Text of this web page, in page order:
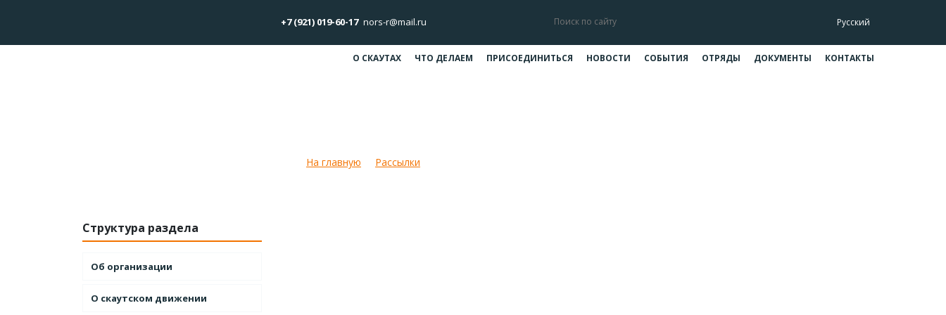
+7 (921) 019-60-17 nors-r@mail.ru Русский
О СКАУТАХ ЧТО ДЕЛАЕМ ПРИСОЕДИНИТЬСЯ НОВОСТИ СОБЫТИЯ ОТРЯДЫ ДОКУМЕНТЫ КОНТАКТЫ
На главную Рассылки
Структура раздела
Об организации
О скаутском движении